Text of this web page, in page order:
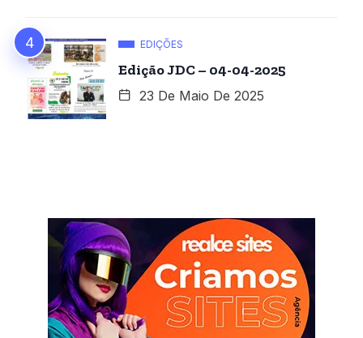
EDIÇÕES
Edição JDC – 04-04-2025
23 De Maio De 2025